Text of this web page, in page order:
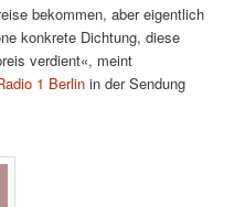
bekommen, aber eigentlich
konkrete Dichtung, diese
verdient«, meint
1 Berlin in der Sendung